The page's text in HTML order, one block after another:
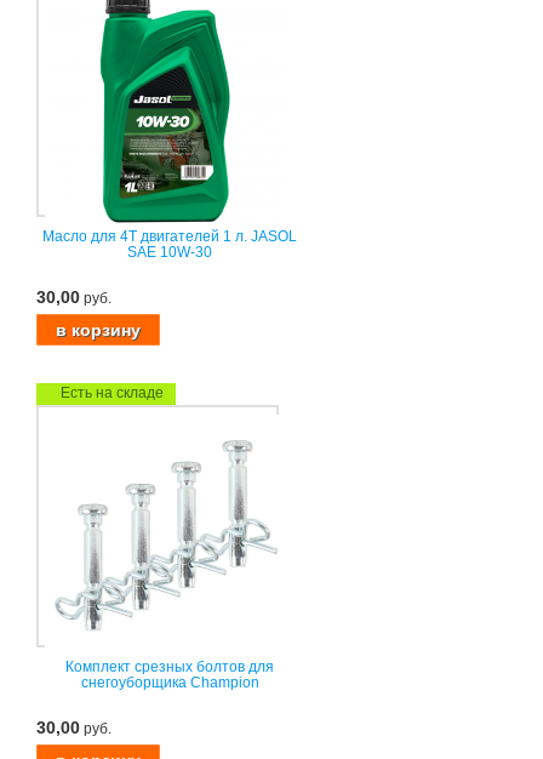
Масло для 4T двигателей 1 л. JASOL
SAE 10W-30
30,00 руб.
Есть на складе
Комплект срезных болтов для
снегоуборщика Champion
30,00 руб.